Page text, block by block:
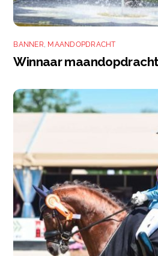
BANNER, MAANDOPDRACHT
Winnaar